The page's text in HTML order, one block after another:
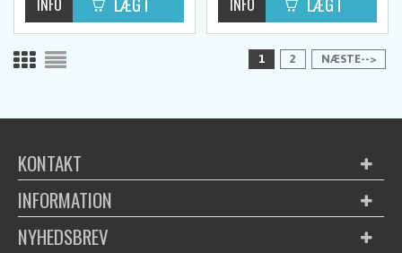
1 2 NÆSTE-->
KONTAKT
INFORMATION
NYHEDSBREV